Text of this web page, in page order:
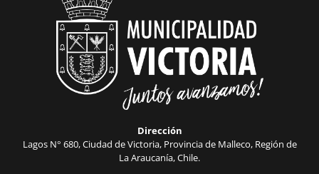
Dirección
Lagos N° 680, Ciudad de Victoria, Provincia de Malleco, Región de
La Araucanía, Chile.